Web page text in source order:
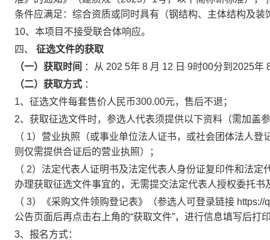
条件应满足：综合资质或同时具有（钢结构、主体结构及
10、本项目不接受联合体响应。
四、 征选文件的获取
（一）获取时间 ：从 202 5年 8 月 12 日 9时00分到2025年
（二）获取方式 ：
1、征选文件每套售价人民币300.00元，售后不退；
2、获取征选文件时，参选人代表须提供以下资料（需加盖
（ 1）营业执照（或事业单位法人证书，或社会团体法人
则仅需提供合证后的营业执照）；
（ 2）法定代表人证明书及法定代表人身份证复印件和法
办理获取征选文件事宜的，无需提交法定代表人授权委托
（ 3）《采购文件领购登记表》（参选人可登录链接 https://
公告页面后再点击右上角的“获取文件”，进行信息填写后打
3、报名方式：